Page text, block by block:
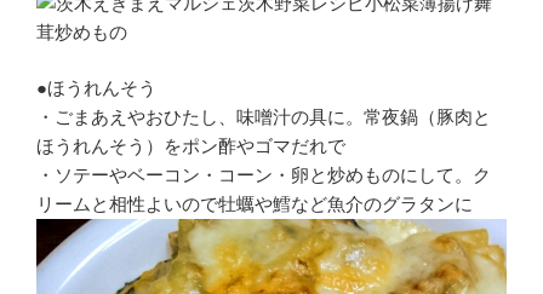
●ほうれんそう
・ごまあえやおひたし、味噌汁の具に。常夜鍋（豚肉と
ほうれんそう）をポン酢やゴマだれで
・ソテーやベーコン・コーン・卵と炒めものにして。ク
リームと相性よいので牡蠣や鱈など魚介のグラタンに